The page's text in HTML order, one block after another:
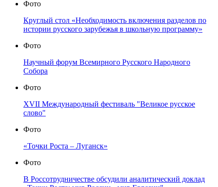
Фото
Круглый стол «Необходимость включения разделов по
истории русского зарубежья в школьную программу»
Фото
Научный форум Всемирного Русского Народного
Собора
Фото
XVII Международный фестиваль "Великое русское
слово"
Фото
«Точки Роста – Луганск»
Фото
В Россотрудничестве обсудили аналитический доклад